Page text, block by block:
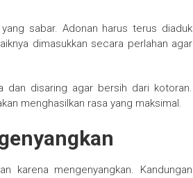
sabar. Adonan harus terus diaduk
dimasukkan secara perlahan agar
dan disaring agar bersih dari kotoran.
menghasilkan rasa yang maksimal.
karena mengenyangkan. Kandungan